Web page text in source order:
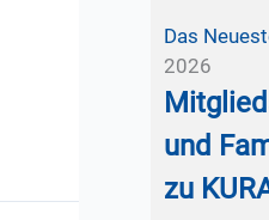
Das
2026
und
zu